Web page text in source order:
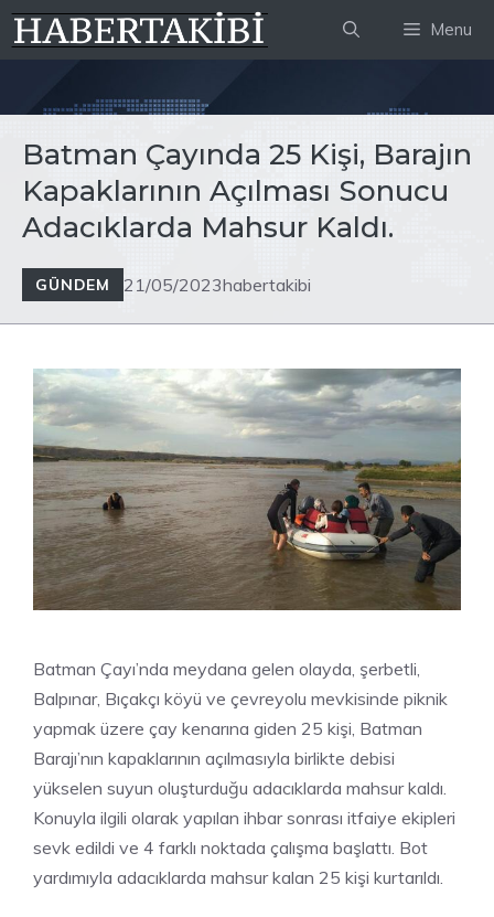
İçeriğe
atla
Menu
Batman Çayında 25 Kişi, Barajın
Kapaklarının Açılması Sonucu
Adacıklarda Mahsur Kaldı.
GÜNDEM 21/05/2023habertakibi
Batman Çayı’nda meydana gelen olayda, şerbetli,
Balpınar, Bıçakçı köyü ve çevreyolu mevkisinde piknik
yapmak üzere çay kenarına giden 25 kişi, Batman
Barajı’nın kapaklarının açılmasıyla birlikte debisi
yükselen suyun oluşturduğu adacıklarda mahsur kaldı.
Konuyla ilgili olarak yapılan ihbar sonrası itfaiye ekipleri
sevk edildi ve 4 farklı noktada çalışma başlattı. Bot
yardımıyla adacıklarda mahsur kalan 25 kişi kurtarıldı.